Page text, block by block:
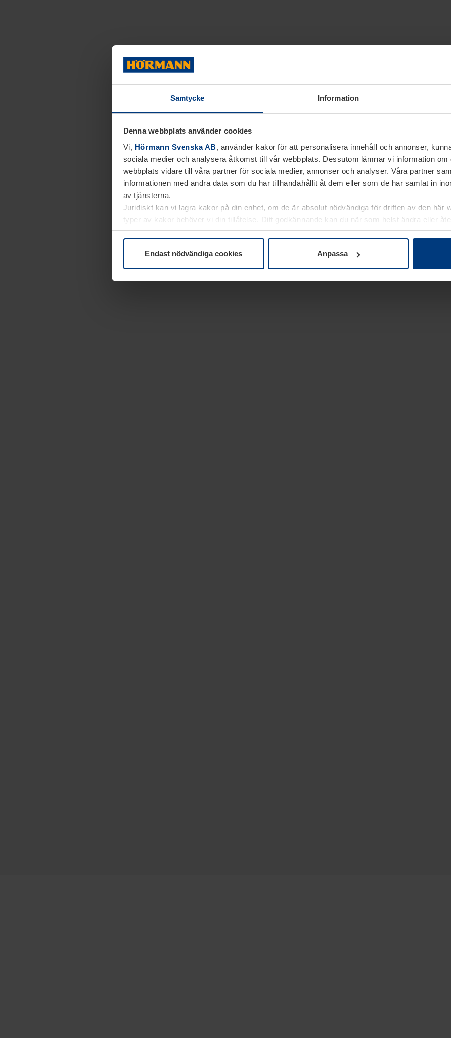
Samtycke Information
Denna webbplats använder cookies
Vi, Hörmann Svenska AB, använder kakor för att personalisera innehåll och annonser,
sociala medier och analysera åtkomst till vår webbplats. Dessutom lämnar vi information om
webbplats vidare till våra partner för sociala medier, annonser och analyser. Våra partner
informationen med andra data som du har tillhandahållit åt dem eller som de har samlat in
av tjänsterna.
Juridiskt kan vi lagra kakor på din enhet, om de är absolut nödvändiga för driften av den här
typer av kakor behöver vi din tillåtelse. Ditt godkännande kan du när som helst ändra eller
kakor underDataskyddsförklaringpå vår webbplats.
Endast nödvändiga cookies Anpassa